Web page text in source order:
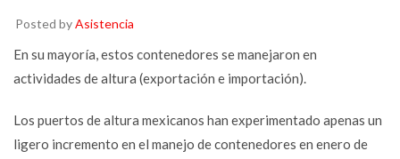
Posted byAsistencia
En su mayoría, estos contenedores se manejaron en
actividades de altura (exportación e importación).
Los puertos de altura mexicanos han experimentado apenas un
ligero incremento en el manejo de contenedores en enero de